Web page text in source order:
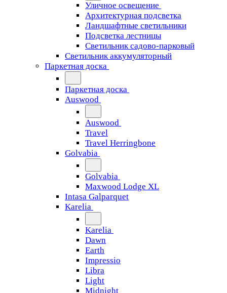
Уличное освещение
Архитектурная подсветка
Ландшафтные светильники
Подсветка лестницы
Светильник садово-парковый
Светильник аккумуляторный
Паркетная доска
Паркетная доска
Auswood
Auswood
Travel
Travel Herringbone
Golvabia
Golvabia
Maxwood Lodge XL
Intasa Galparquet
Karelia
Karelia
Dawn
Earth
Impressio
Libra
Light
Midnight